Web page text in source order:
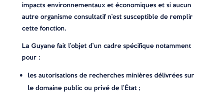
impacts environnementaux et économiques et si aucun
autre organisme consultatif n’est susceptible de remplir
cette fonction.
La Guyane fait l’objet d’un cadre spécifique notamment
pour :
les autorisations de recherches minières délivrées sur
le domaine public ou privé de l’État ;